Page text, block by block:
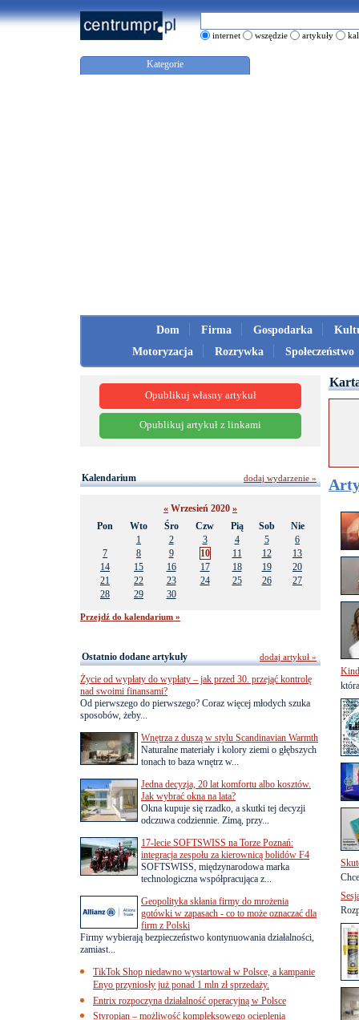
internet wszędzie artykuły
Kategorie
Dom Firma Gospodarka
Motoryzacja
Rozrywka Społeczeństwo
Opublikuj własny artykuł
Opublikuj artykuł z linkami
Kalendarium
« Wrzesień 2020 »
Pon
Wto Śro Czw Pią Sob
Nie
1
2 3 4 5
6
7
8 9 10 11 12
13
14
15 16 17 18 19
20
21
22 23 24 25 26
27
28
29 30
Przejdź do kalendarium »
dodaj wydarzenie »
Ostatnio dodane artykuły
Życie od wypłaty do wypłaty – jak przed 30. przejąć kontrolę
nad swoimi finansami?
Od pierwszego do pierwszego? Coraz więcej młodych szuka
sposobów, żeby...
Wnętrza z duszą w stylu Scandinavian Warmth
Naturalne materiały i kolory ziemi o głębszych
tonach to baza wnętrz w...
Jedna decyzja, 20 lat komfortu albo kosztów.
Jak wybrać okna na lata?
Okna kupuje się rzadko, a skutki tej decyzji
odczuwa codziennie. Zimą, przy...
17-lecie SOFTSWISS na Torze Poznań:
integracja zespołu za kierownicą bolidów F4
SOFTSWISS, międzynarodowa marka
technologiczna współpracująca z...
Geopolityka skłania firmy do mrożenia
gotówki w zapasach - co to może oznaczać dla
firm z Polski
Firmy wybierają bezpieczeństwo kontynuowania działalności,
zamiast...
TikTok Shop niedawno wystartował w Polsce, a kampanie
Enyo przyniosły już ponad 1 mln zł sprzedaży.
Entrix rozpoczyna działalność operacyjną w Polsce
Styropian – możliwość kompleksowego ocieplenia
dodaj artykuł »